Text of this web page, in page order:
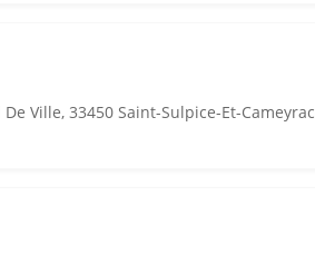
De Ville, 33450 Saint-Sulpice-Et-Cameyrac